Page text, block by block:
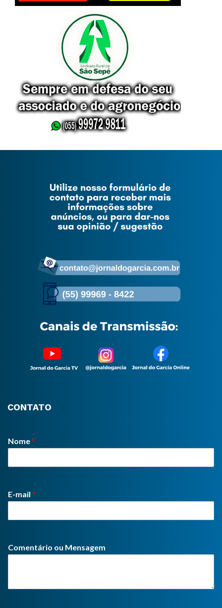
CONTATO
Nome*
E-mail *
Comentário ou Mensagem